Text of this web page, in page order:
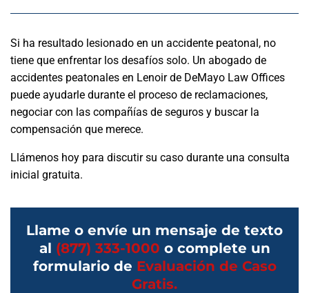
Si ha resultado lesionado en un accidente peatonal, no
tiene que enfrentar los desafíos solo. Un abogado de
accidentes peatonales en Lenoir de DeMayo Law Offices
puede ayudarle durante el proceso de reclamaciones,
negociar con las compañías de seguros y buscar la
compensación que merece.
Llámenos hoy para discutir su caso durante una consulta
inicial gratuita.
Llame o envíe un mensaje de texto
al (877) 333-1000 o complete un
formulario de Evaluación de Caso
Gratis.